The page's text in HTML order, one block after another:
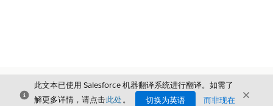
关闭
此文本已使用 Salesforce 机器翻译系统进行翻译。如需了
解更多详情，请点击此处。 切换为英语 而非现在 关闭